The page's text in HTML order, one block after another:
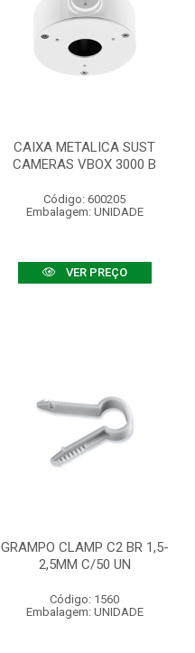
CAIXA METALICA SUST
CAMERAS VBOX 3000 B
Código: 600205
Embalagem: UNIDADE
VER PREÇO
GRAMPO CLAMP C2 BR 1,5-
2,5MM C/50 UN
Código: 1560
Embalagem: UNIDADE